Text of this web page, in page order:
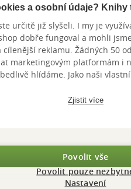
a my vám
zašle možnosti.
.
či
a osobní údaje? Knihy
určitě již slyšeli. I my je
dobře fungoval a mohli
reklamu. Žádných 50
marketingovým platformám i
bedlivě hlídáme. Jako naši
Zjistit více
Povolit vše
Povolit pouze
Nastavení